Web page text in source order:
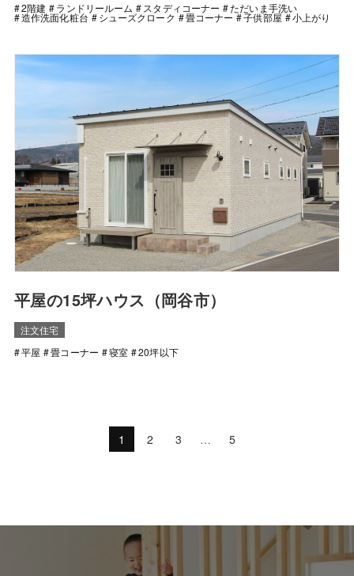
2階建
ランドリールーム スタディコーナー ただいま手洗い
造作洗面化粧台 シューズクローク 畳コーナー 子供部屋 小上がり
平屋の15坪ハウス（岡谷市）
注文住宅
平屋
畳コーナー 寝室 20坪以下
1 2 3 … 5